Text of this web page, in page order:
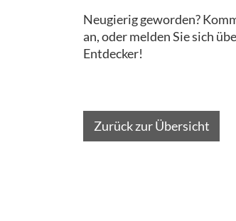
Neugierig geworden?
an, oder melden Sie sich
Entdecker!
Zurück zur Übersicht